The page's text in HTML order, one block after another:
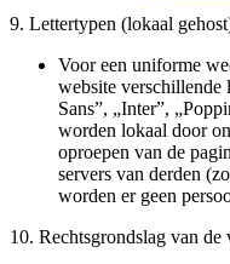
9. Lettertypen (lokaal
Voor een uniforme
website verschillende
Sans”, „Inter”,
worden lokaal door
oproepen van de
servers van derden
worden er geen
10. Rechtsgrondslag van